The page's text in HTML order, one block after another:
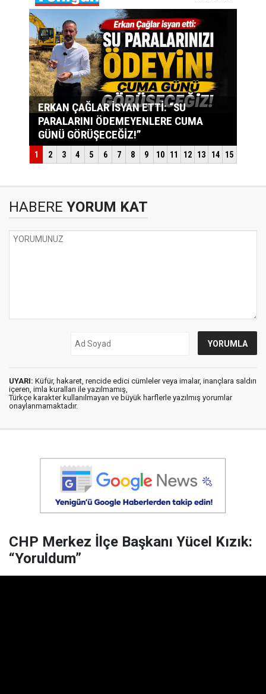
HABERE YORUM KAT
UYARI: Küfür, hakaret, rencide edici cümleler veya imalar, inançlara saldırı
içeren, imla kuralları ile yazılmamış,
Türkçe karakter kullanılmayan ve büyük harflerle yazılmış yorumlar
onaylanmamaktadır.
CHP Merkez İlçe Başkanı Yücel Kızık:
“Yoruldum”